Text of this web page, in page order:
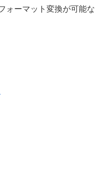
ォーマット変換が可能な